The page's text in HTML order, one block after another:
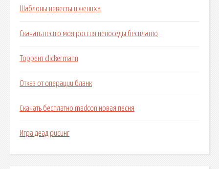
Шаблоны невесты и жениха
Скачать песню моя россия непоседы бесплатно
Торрент clickermann
Отказ от операции бланк
Скачать бесплатно madcon новая песня
Игра деад рисинг